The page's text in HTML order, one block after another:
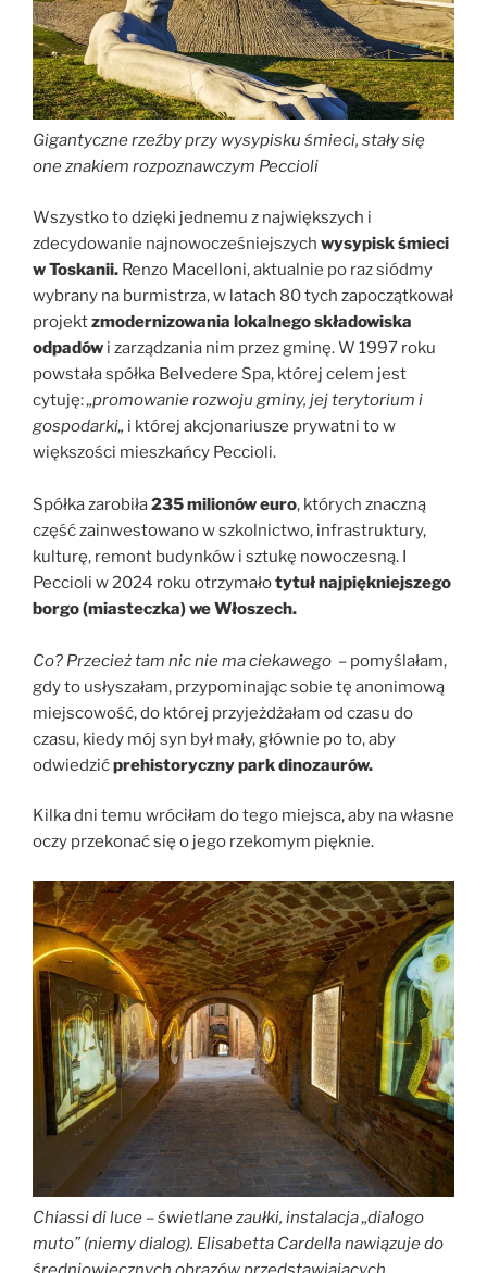
Gigantyczne rzeźby przy wysypisku śmieci, stały się
one znakiem rozpoznawczym Peccioli
Wszystko to dzięki jednemu z największych i
zdecydowanie najnowocześniejszych wysypisk śmieci
w Toskanii. Renzo Macelloni, aktualnie po raz siódmy
wybrany na burmistrza, w latach 80 tych zapoczątkował
projektzmodernizowania lokalnego składowiska
odpadów i zarządzania nim przez gminę. W 1997 roku
powstała spółka Belvedere Spa, której celem jest
cytuję:„promowanie rozwoju gminy, jej terytorium i
gospodarki„ i której akcjonariusze prywatni to w
większości mieszkańcy Peccioli.
Spółka zarobiła235 milionów euro, których znaczną
część zainwestowano w szkolnictwo, infrastruktury,
kulturę, remont budynków i sztukę nowoczesną. I
Peccioli w 2024 roku otrzymałotytuł najpiękniejszego
borgo (miasteczka) we Włoszech.
Co? Przecież tam nic nie ma ciekawego – pomyślałam,
gdy to usłyszałam, przypominając sobie tę anonimową
miejscowość, do której przyjeżdżałam od czasu do
czasu, kiedy mój syn był mały, głównie po to, aby
odwiedzićprehistoryczny park dinozaurów.
Kilka dni temu wróciłam do tego miejsca, aby na własne
oczy przekonać się o jego rzekomym pięknie.
Chiassi di luce – świetlane zaułki, instalacja „dialogo
muto” (niemy dialog). Elisabetta Cardella nawiązuje do